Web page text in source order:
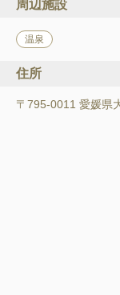
周辺施設
温泉
住所
〒795-0011 愛媛県